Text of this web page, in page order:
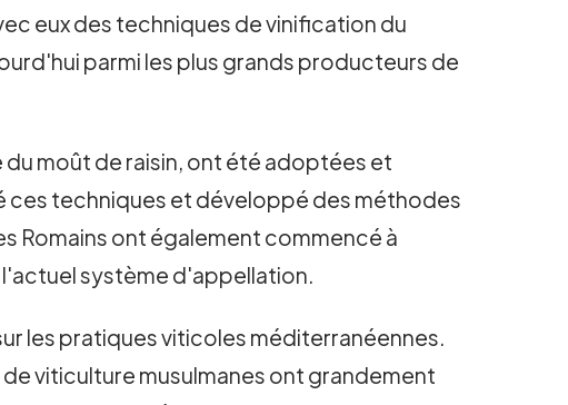
eux des techniques de vinification du
parmi les plus grands producteurs de
moût de raisin, ont été adoptées et
ces techniques et développé des méthodes
Romains ont également commencé à
l'actuel système d'appellation.
les pratiques viticoles méditerranéennes.
viticulture musulmanes ont grandement